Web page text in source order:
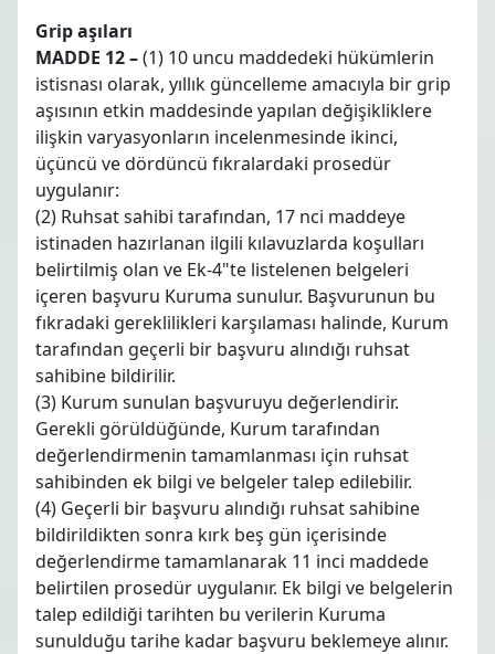
Grip aşıları
MADDE 12 –(1) 10 uncu maddedeki hükümlerin
istisnası olarak, yıllık güncelleme amacıyla bir grip
aşısının etkin maddesinde yapılan değişikliklere
ilişkin varyasyonların incelenmesinde ikinci,
üçüncü ve dördüncü fıkralardaki prosedür
uygulanır:
(2) Ruhsat sahibi tarafından, 17 nci maddeye
istinaden hazırlanan ilgili kılavuzlarda koşulları
belirtilmiş olan ve Ek-4"te listelenen belgeleri
içeren başvuru Kuruma sunulur. Başvurunun bu
fıkradaki gereklilikleri karşılaması halinde, Kurum
tarafından geçerli bir başvuru alındığı ruhsat
sahibine bildirilir.
(3) Kurum sunulan başvuruyu değerlendirir.
Gerekli görüldüğünde, Kurum tarafından
değerlendirmenin tamamlanması için ruhsat
sahibinden ek bilgi ve belgeler talep edilebilir.
(4) Geçerli bir başvuru alındığı ruhsat sahibine
bildirildikten sonra kırk beş gün içerisinde
değerlendirme tamamlanarak 11 inci maddede
belirtilen prosedür uygulanır. Ek bilgi ve belgelerin
talep edildiği tarihten bu verilerin Kuruma
sunulduğu tarihe kadar başvuru beklemeye alınır.